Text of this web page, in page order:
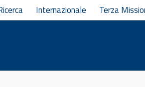
Internazionale Terza